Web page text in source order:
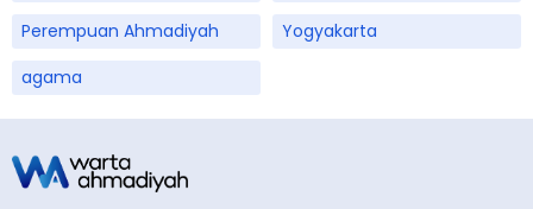
Perempuan Ahmadiyah
Yogyakarta
agama